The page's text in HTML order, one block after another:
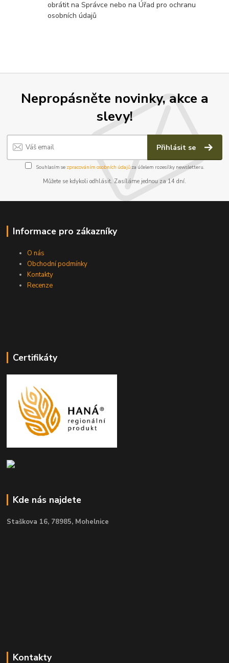
obrátit na Správce nebo na Úřad pro ochranu
osobních údajů
Nepropásněte novinky, akce a
slevy!
Přihlásit se
Souhlasím se zpracováním osobních údajůza účelem rozesílky newsletteru.
Můžete se kdykoli odhlásit. Zasíláme jednou za 14 dní.
Informace pro zákazníky
O nás
Obchodní podmínky
Kontakty
Recenze
Certifikáty
Kde nás najdete
Staškova 16, 78985, Mohelnice
Kontakty